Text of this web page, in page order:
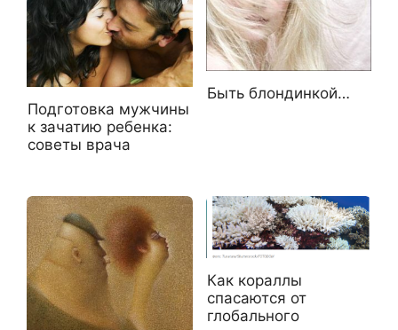
Подготовка мужчины
к зачатию ребенка:
советы врача
Быть блондинкой…
Как кораллы
спасаются от
глобального